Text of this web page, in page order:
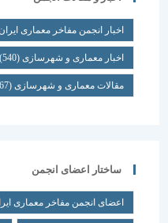
اخبار انجمن مفاخر معماری ایران (579)
اخبار معماری و شهرسازی(540)
مقالات معماری و شهرسازی(167)
ساختار اعضای انجمن
اعضای انجمن مفاخر معماری ایران (206)